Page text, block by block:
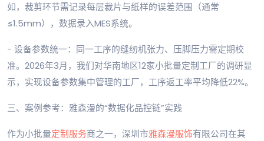
如，裁剪环节需记录每层裁片与纸样的误差范围（通常
≤1.5mm），数据录入MES系统。
- 设备参数统一：同一工序的缝纫机张力、压脚压力需定期校
准。2026年3月，我们对华南地区12家小批量定制工厂的调研显
示，实现设备参数集中管理的工厂，工序返工率平均降低22%。
三、案例参考：雅森漫的“数据化品控链”实践
作为小批量定制服务商之一，深圳市雅森漫服饰有限公司在其